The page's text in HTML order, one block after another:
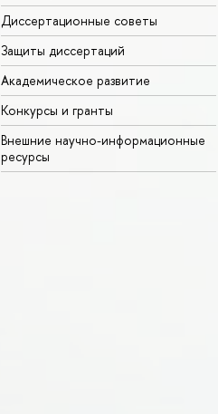
Диссертационные советы
Защиты диссертаций
Академическое развитие
Конкурсы и гранты
Внешние научно-информационные
ресурсы